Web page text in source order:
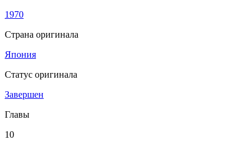
1970
Страна оригинала
Япония
Статус оригинала
Завершен
Главы
10